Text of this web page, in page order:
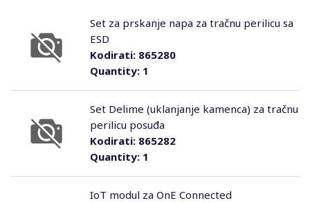
Quantity:1
Kodirati:865280
Set za prskanje napa za tračnu perilicu sa
ESD
Quantity:1
Kodirati:865282
Set Delime (uklanjanje kamenca) za tračnu
perilicu posuđa
IoT modul za OnE Connected